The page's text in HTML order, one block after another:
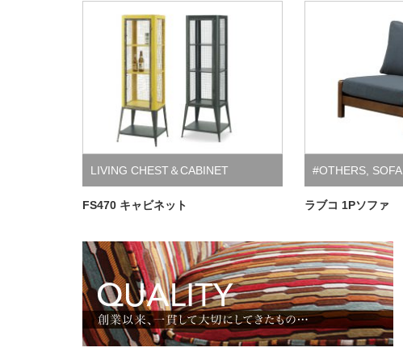
LIVING CHEST＆CABINET
FS470 キャビネット
#OTHERS SOFA
ラブコ 1Pソファ